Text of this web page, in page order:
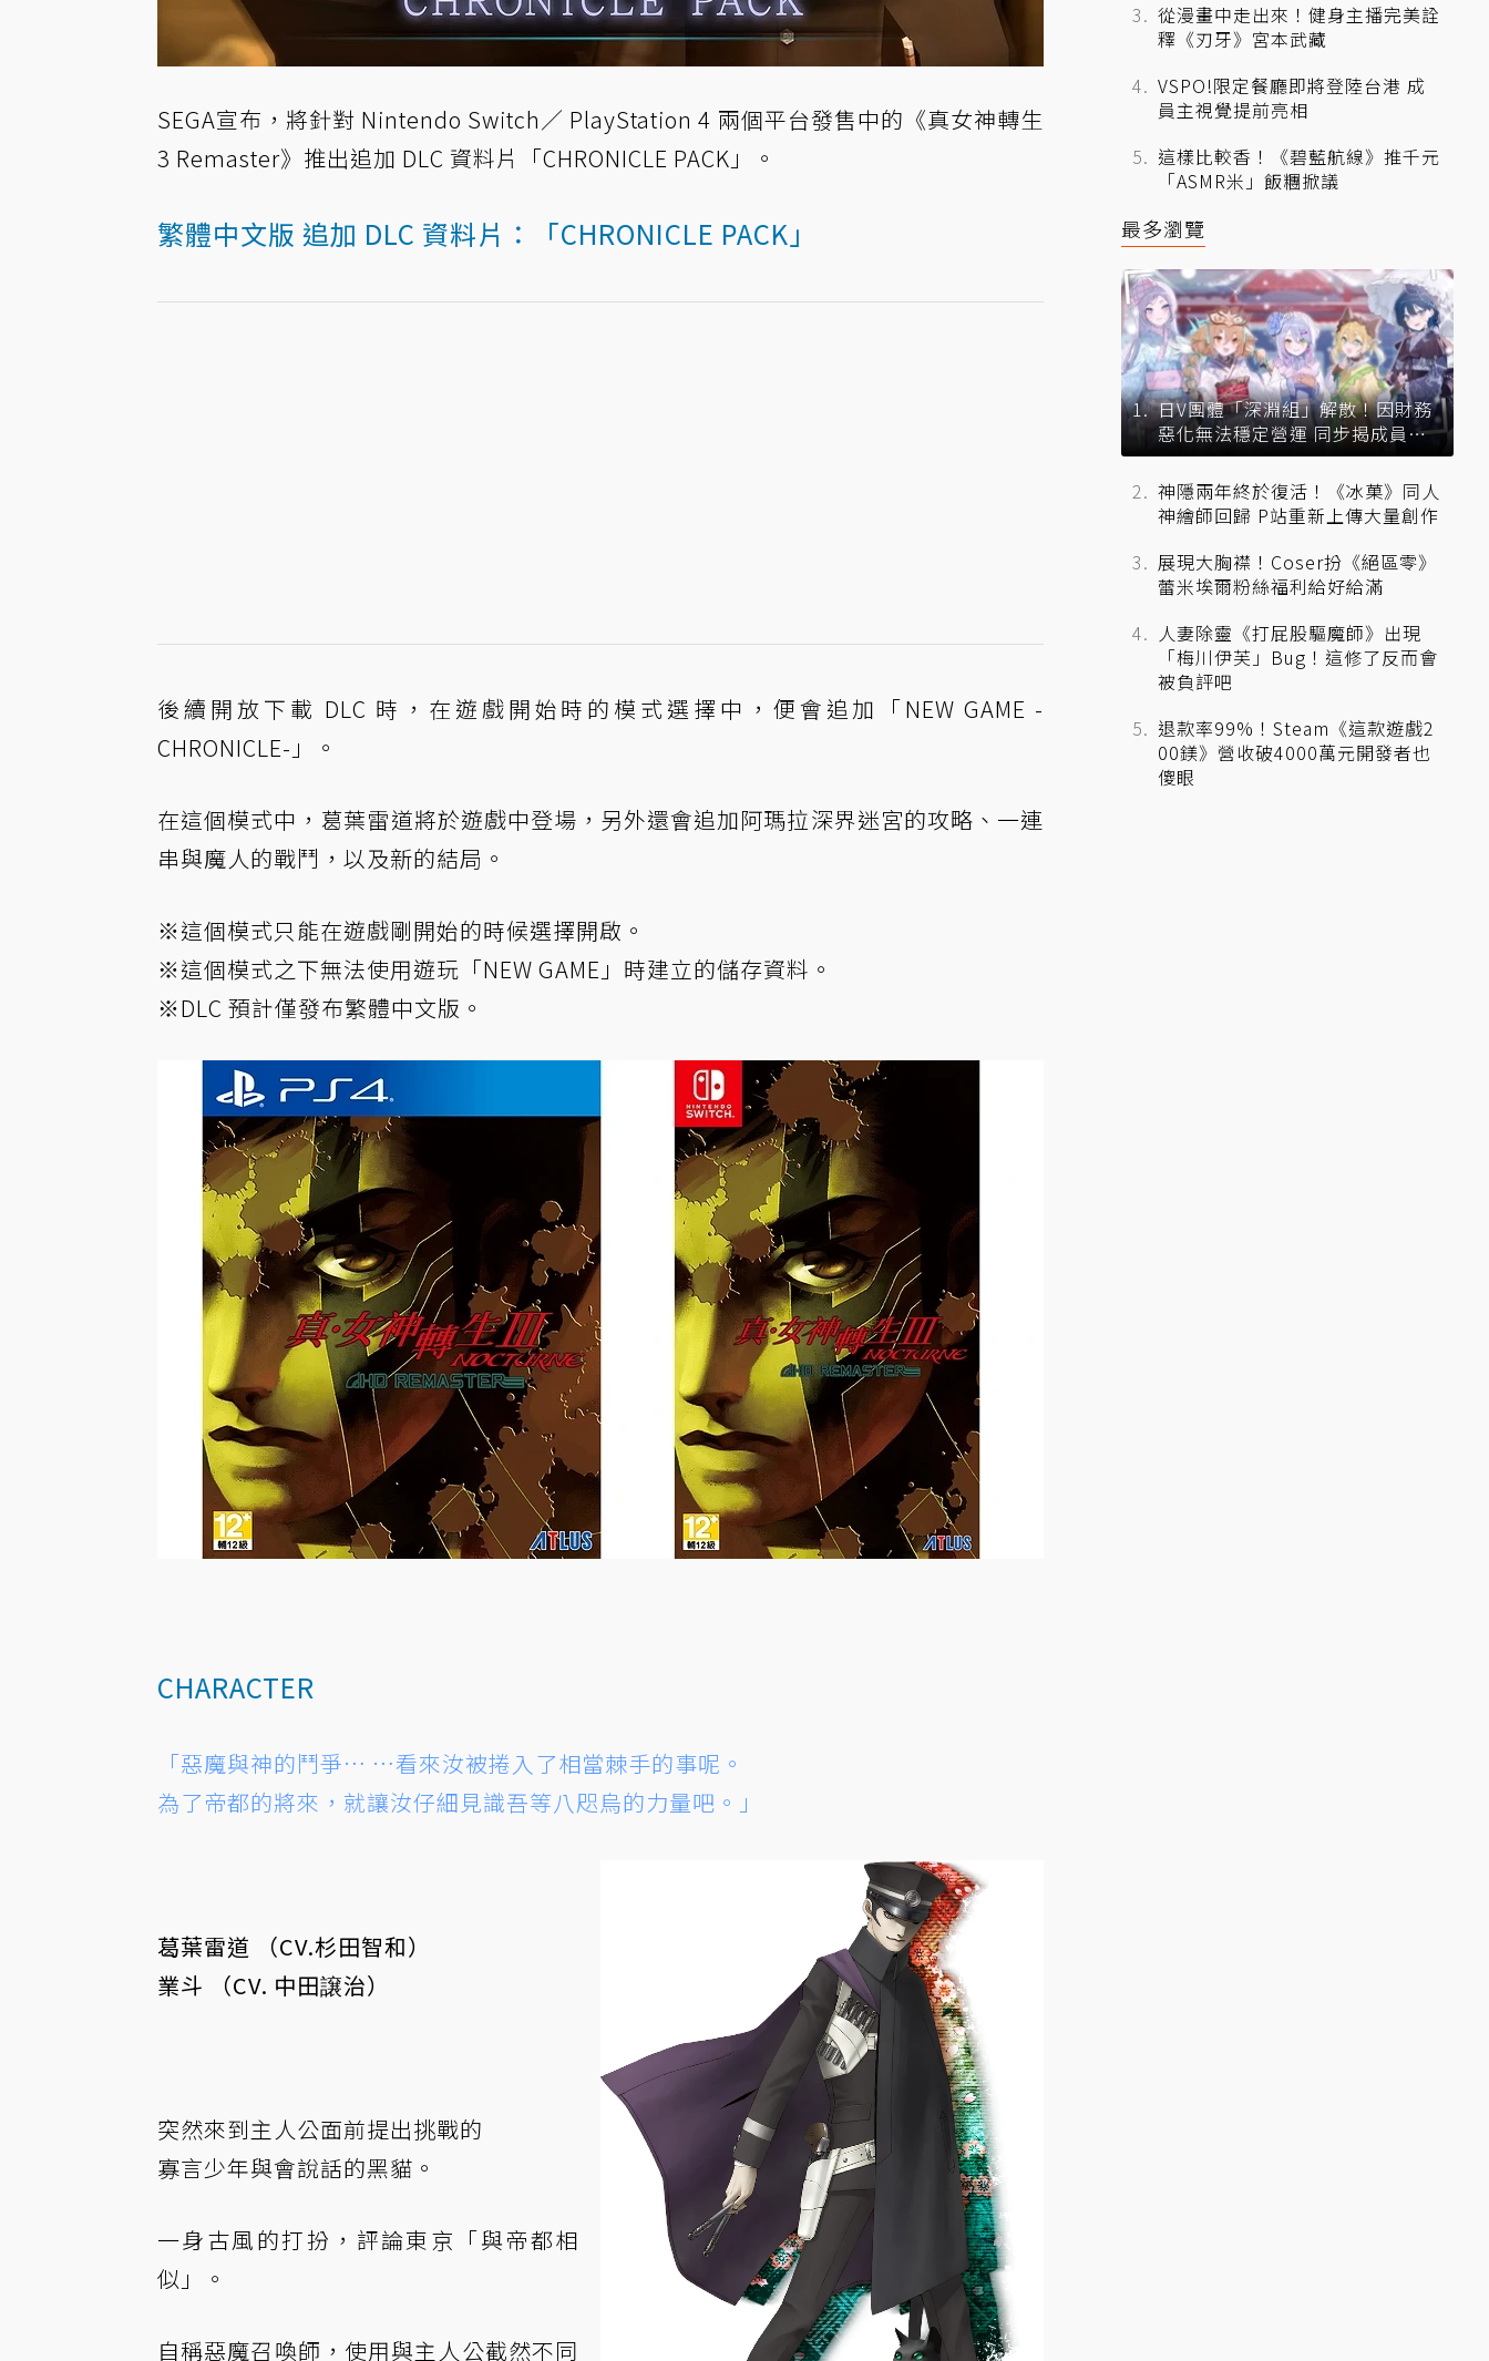
SEGA宣布，將針對 Nintendo Switch／ PlayStation 4 兩個平台發售中的《真女神轉生
3 Remaster》推出追加 DLC 資料片「CHRONICLE PACK」。
繁體中文版 追加 DLC 資料片：「CHRONICLE PACK」
後續開放下載 DLC 時，在遊戲開始時的模式選擇中，便會追加「NEW GAME -
CHRONICLE-」。
在這個模式中，葛葉雷道將於遊戲中登場，另外還會追加阿瑪拉深界迷宮的攻略、一連
串與魔人的戰鬥，以及新的結局。
※這個模式只能在遊戲剛開始的時候選擇開啟。
※這個模式之下無法使用遊玩「NEW GAME」時建立的儲存資料。
※DLC 預計僅發布繁體中文版。
CHARACTER
「惡魔與神的鬥爭… …看來汝被捲入了相當棘手的事呢。
為了帝都的將來，就讓汝仔細見識吾等八咫烏的力量吧。」
葛葉雷道 （CV.杉田智和）
業斗 （CV. 中田譲治）
突然來到主人公面前提出挑戰的
寡言少年與會說話的黑貓。
一身古風的打扮，評論東京「與帝都相
似」。
自稱惡魔召喚師，使用與主人公截然不同
從漫畫中走出來！健身主播完美詮
釋《刃牙》宮本武藏
VSPO!限定餐廳即將登陸台港 成
員主視覺提前亮相
這樣比較香！《碧藍航線》推千元
「ASMR米」飯糰掀議
最多瀏覽
日V團體「深淵組」解散！因財務
惡化無法穩定營運 同步揭成員未
來去向
神隱兩年終於復活！《冰菓》同人
神繪師回歸 P站重新上傳大量創作
展現大胸襟！Coser扮《絕區零》
蕾米埃爾粉絲福利給好給滿
人妻除靈《打屁股驅魔師》出現
「梅川伊芙」Bug！這修了反而會
被負評吧
退款率99%！Steam《這款遊戲2
00鎂》營收破4000萬元開發者也
傻眼